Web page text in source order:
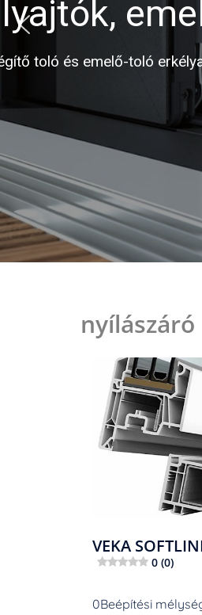
nyílászáró
VEKA
0 (0)
0Beépítési
Bejegyzés
navigáció